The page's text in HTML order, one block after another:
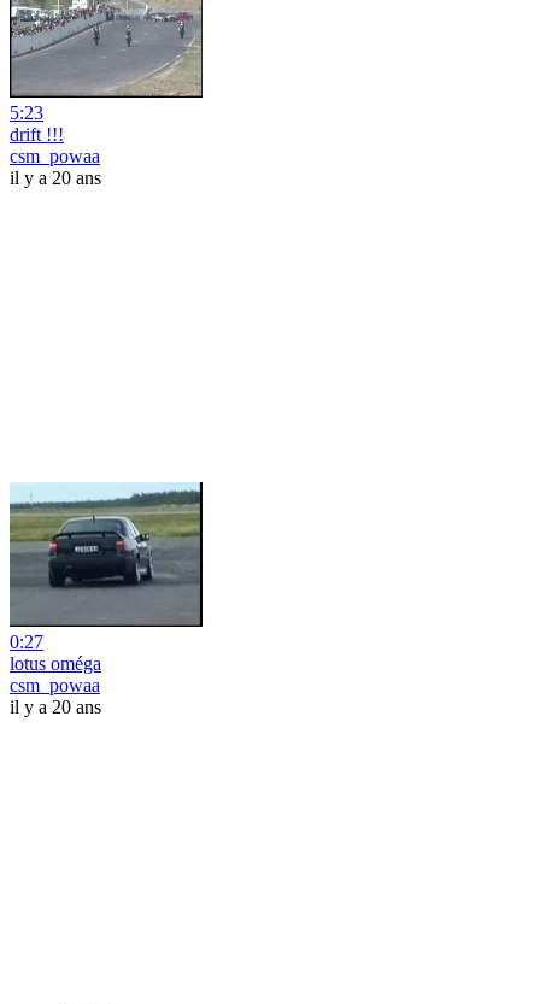
5:23
drift !!!
csm_powaa
il y a 20 ans
0:27
lotus oméga
csm_powaa
il y a 20 ans